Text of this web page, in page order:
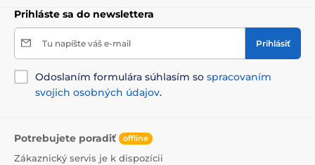
Prihláste sa do newslettera
Tu napíšte váš e-mail Prihlásiť
Odoslaním formulára súhlasím so spracovaním
svojich osobných údajov.
Potrebujete poradiť offline
Zákaznický servis je k dispozícii